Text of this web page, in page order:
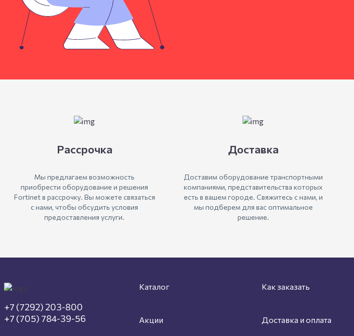
Рассрочка
Мы предлагаем возможность
приобрести оборудование и решения
Fortinet в рассрочку. Вы можете связаться
с нами, чтобы обсудить условия
предоставления услуги.
Доставка
Доставим оборудование транспортными
компаниями, представительства которых
есть в вашем городе. Свяжитесь с нами, и
мы подберем для вас оптимальное
решение.
+7 (7292) 203-800
+7 (705) 784-39-56
Каталог
Акции
Как заказать
Доставка и оплата